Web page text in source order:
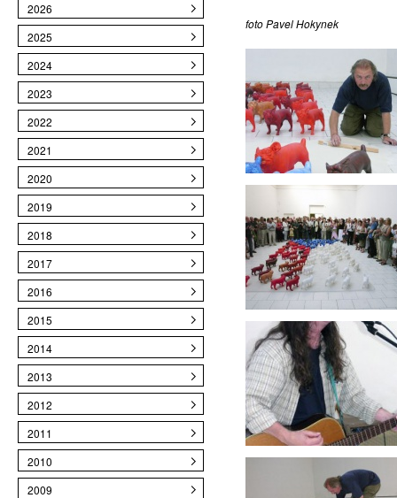
2026
2025
2024
2023
2022
2021
2020
2019
2018
2017
2016
2015
2014
2013
2012
2011
2010
2009
foto Pavel Hokynek